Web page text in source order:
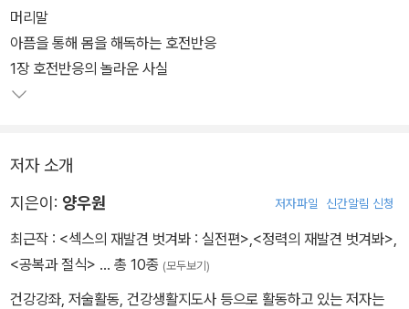
머리말
아픔을 통해 몸을 해독하는 호전반응
1장 호전반응의 놀라운 사실
저자 소개
지은이: 양우원 저자파일 신간알림 신청
최근작 : <섹스의 재발견 벗겨봐 : 실전편> <정력의 재발견 벗겨봐>
<공복과 절식> … 총 10종 (모두보기)
건강강좌, 저술활동, 건강생활지도사 등으로 활동하고 있는 저자는